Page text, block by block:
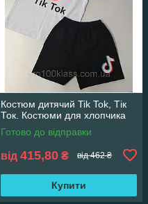
Костюм дитячий Tik Tok, Тік
Ток. Костюми для хлопчика
Готово до відправки
від 415,80 ₴ від 462 ₴
Купити